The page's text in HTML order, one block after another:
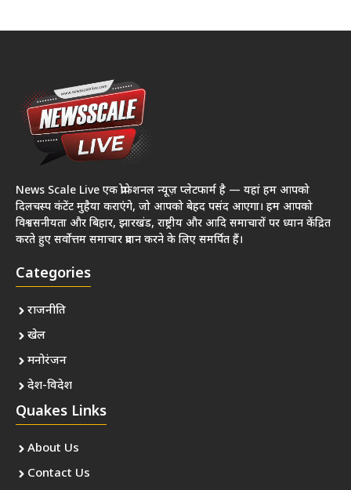
News Scale Live एक प्रोफेशनल न्यूज़ प्लेटफार्म है — यहां हम आपको
दिलचस्प कंटेंट मुहैया कराएंगे, जो आपको बेहद पसंद आएगा। हम आपको
विश्वसनीयता और बिहार, झारखंड, राष्ट्रीय और आदि समाचारों पर ध्यान केंद्रित
करते हुए सर्वोत्तम समाचार प्रदान करने के लिए समर्पित हैं।
Categories
राजनीति
खेल
मनोरंजन
देश-विदेश
Quakes Links
About Us
Contact Us